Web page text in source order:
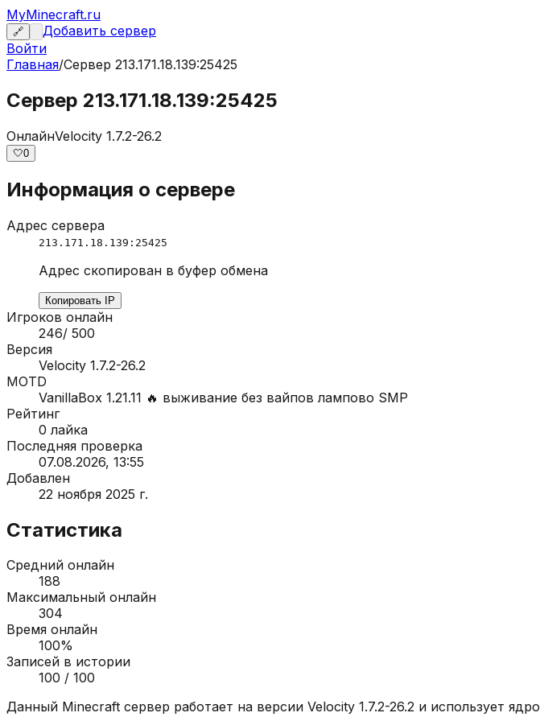
MyMinecraft.ru
🔗
Добавить сервер
Войти
Главная/Сервер 213.171.18.139:25425
Сервер 213.171.18.139:25425
ОнлайнVelocity 1.7.2-26.2
🤍0
Информация о сервере
Адрес сервера
213.171.18.139:25425
Адрес скопирован в буфер обмена
Копировать IP
Игроков онлайн
246/ 500
Версия
Velocity 1.7.2-26.2
MOTD
VanillaBox 1.21.11 🔥 выживание без вайпов лампово SMP
Рейтинг
0 лайка
Последняя проверка
07.08.2026, 13:55
Добавлен
22 ноября 2025 г.
Статистика
Средний онлайн
188
Максимальный онлайн
304
Время онлайн
100%
Записей в истории
100 / 100
Данный Minecraft сервер работает на версии Velocity 1.7.2-26.2 и использует ядро